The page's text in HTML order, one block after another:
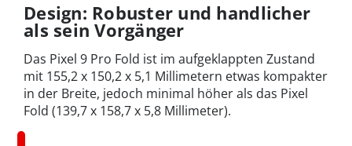
Design: Robuster und handlicher
als sein Vorgänger
Das Pixel 9 Pro Fold ist im aufgeklappten Zustand
mit 155,2 x 150,2 x 5,1 Millimetern etwas kompakter
in der Breite, jedoch minimal höher als das Pixel
Fold (139,7 x 158,7 x 5,8 Millimeter).